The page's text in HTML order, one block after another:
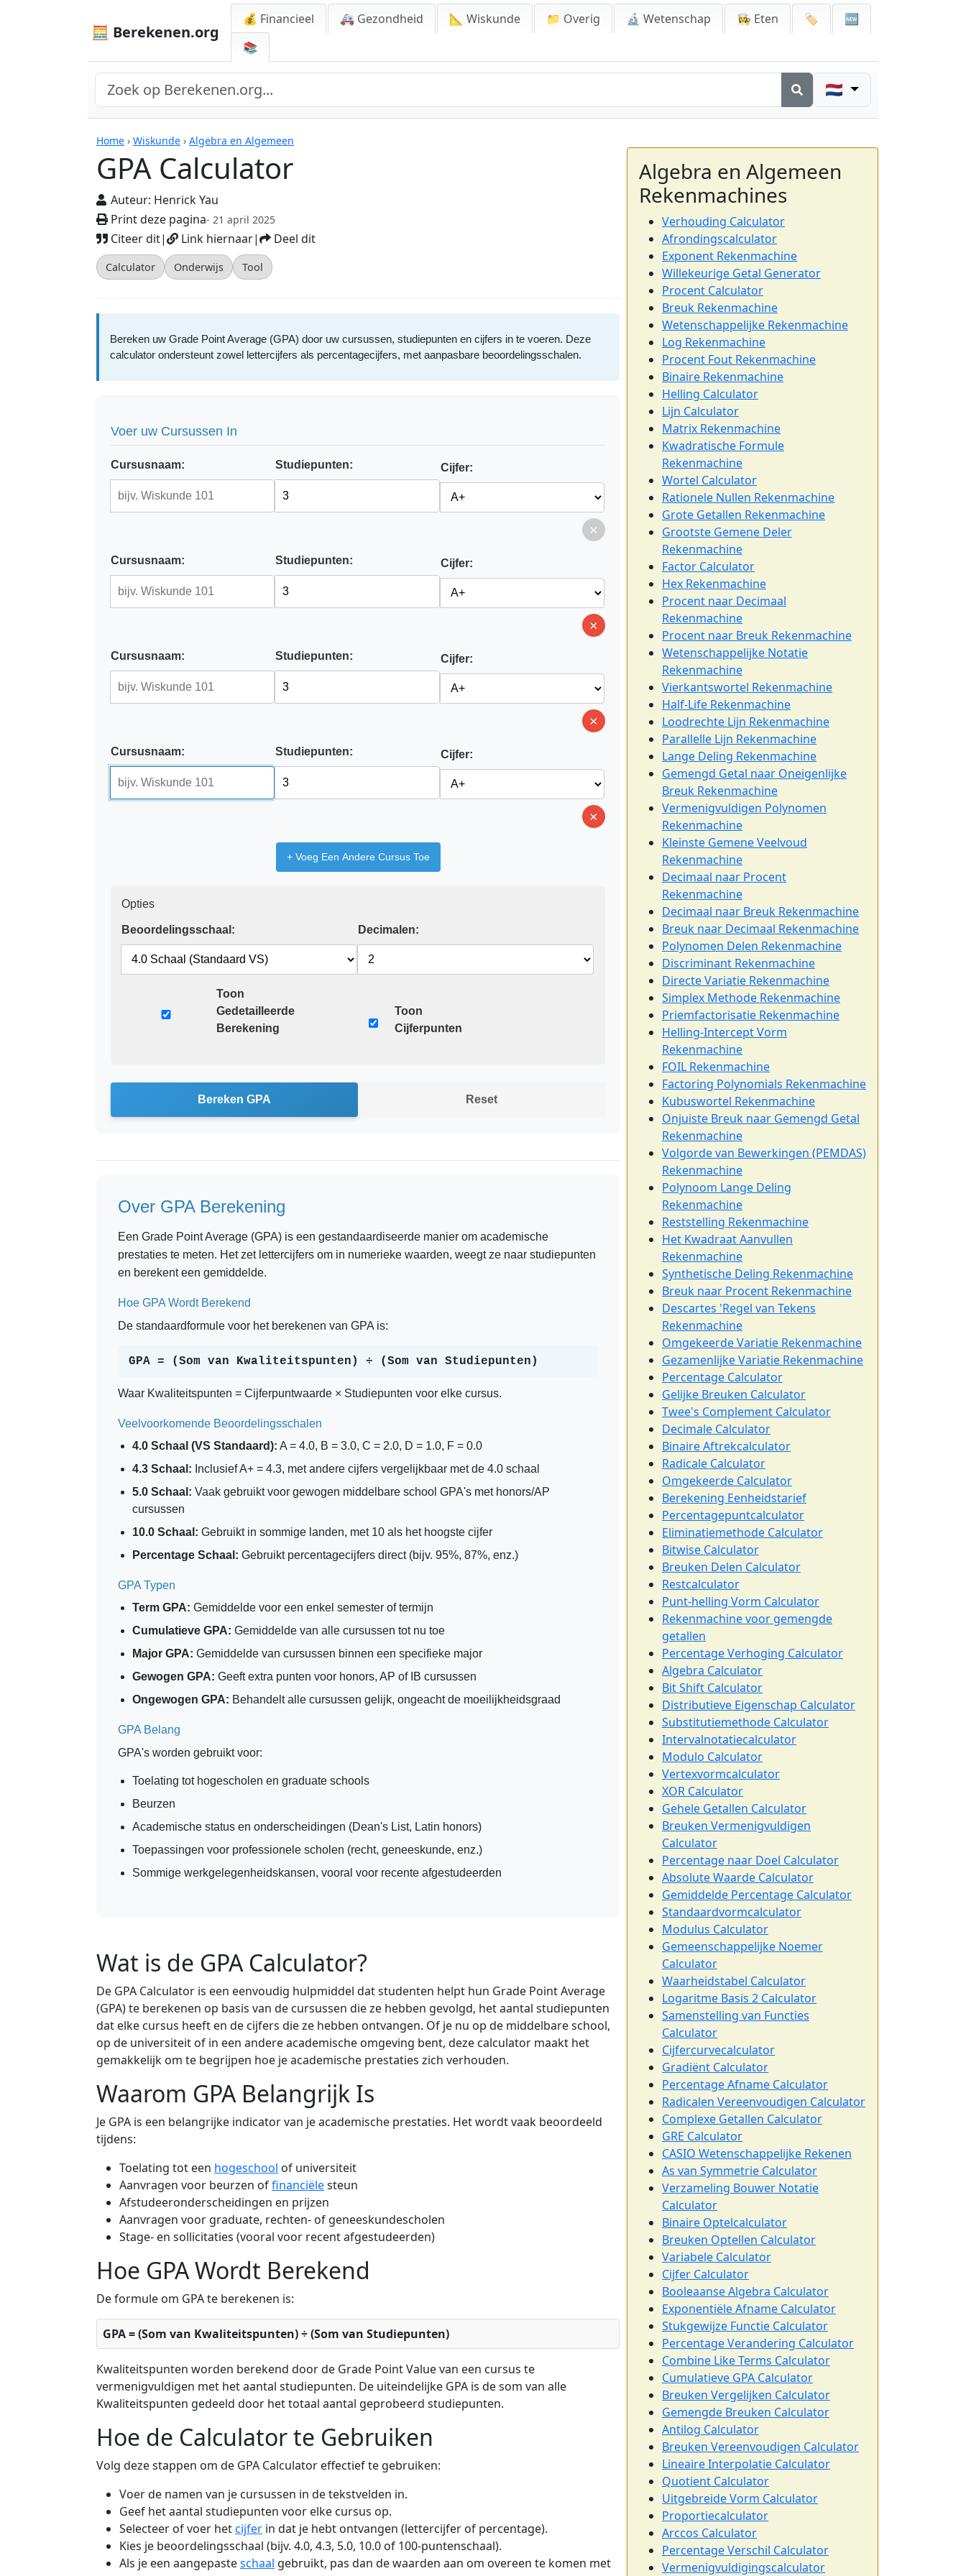
🧮 Berekenen.org
💰 Financieel 🚑 Gezondheid 📐 Wiskunde 📁 Overig 🔬 Wetenschap 👩‍🍳 Eten 🏷️
🆕
📚
🇳🇱
Home › Wiskunde › Algebra en Algemeen
GPA Calculator
Auteur: Henrick Yau
Print deze pagina- 21 april 2025
Citeer dit| Link hiernaar| Deel dit
Calculator Onderwijs Tool
Rekenmachines
Bereken uw Grade Point Average (GPA) door uw cursussen, studiepunten en cijfers in te voeren. Deze
calculator ondersteunt zowel lettercijfers als percentagecijfers, met aanpasbare beoordelingsschalen.
Voer uw Cursussen In
Cursusnaam: Studiepunten: Cijfer:
×
Cursusnaam: Studiepunten: Cijfer:
×
Cursusnaam: Studiepunten: Cijfer:
×
Cursusnaam: Studiepunten: Cijfer:
×
+ Voeg Een Andere Cursus Toe
Opties
Beoordelingsschaal: Decimalen:
Toon
Gedetailleerde
Berekening
Toon
Cijferpunten
Bereken GPA Reset
Over GPA Berekening
Een Grade Point Average (GPA) is een gestandaardiseerde manier om academische
prestaties te meten. Het zet lettercijfers om in numerieke waarden, weegt ze naar studiepunten
en berekent een gemiddelde.
Hoe GPA Wordt Berekend
De standaardformule voor het berekenen van GPA is:
GPA = (Som van Kwaliteitspunten) ÷ (Som van Studiepunten)
Waar Kwaliteitspunten = Cijferpuntwaarde × Studiepunten voor elke cursus.
Veelvoorkomende Beoordelingsschalen
4.0 Schaal (VS Standaard): A = 4.0, B = 3.0, C = 2.0, D = 1.0, F = 0.0
4.3 Schaal: Inclusief A+ = 4.3, met andere cijfers vergelijkbaar met de 4.0 schaal
5.0 Schaal: Vaak gebruikt voor gewogen middelbare school GPA's met honors/AP
cursussen
10.0 Schaal: Gebruikt in sommige landen, met 10 als het hoogste cijfer
Percentage Schaal: Gebruikt percentagecijfers direct (bijv. 95%, 87%, enz.)
GPA Typen
Term GPA: Gemiddelde voor een enkel semester of termijn
Cumulatieve GPA: Gemiddelde van alle cursussen tot nu toe
Major GPA: Gemiddelde van cursussen binnen een specifieke major
Gewogen GPA: Geeft extra punten voor honors, AP of IB cursussen
Ongewogen GPA: Behandelt alle cursussen gelijk, ongeacht de moeilijkheidsgraad
GPA Belang
GPA's worden gebruikt voor:
Toelating tot hogescholen en graduate schools
Beurzen
Academische status en onderscheidingen (Dean's List, Latin honors)
Toepassingen voor professionele scholen (recht, geneeskunde, enz.)
Sommige werkgelegenheidskansen, vooral voor recente afgestudeerden
Wat is de GPA Calculator?
De GPA Calculator is een eenvoudig hulpmiddel dat studenten helpt hun Grade Point Average
(GPA) te berekenen op basis van de cursussen die ze hebben gevolgd, het aantal studiepunten
dat elke cursus heeft en de cijfers die ze hebben ontvangen. Of je nu op de middelbare school,
op de universiteit of in een andere academische omgeving bent, deze calculator maakt het
gemakkelijk om te begrijpen hoe je academische prestaties zich verhouden.
Waarom GPA Belangrijk Is
Je GPA is een belangrijke indicator van je academische prestaties. Het wordt vaak beoordeeld
tijdens:
Toelating tot een hogeschool of universiteit
Aanvragen voor beurzen offinanciëlesteun
Afstudeeronderscheidingen en prijzen
Aanvragen voor graduate, rechten- of geneeskundescholen
Stage- en sollicitaties (vooral voor recent afgestudeerden)
Hoe GPA Wordt Berekend
De formule om GPA te berekenen is:
GPA = (Som van Kwaliteitspunten) ÷ (Som van Studiepunten)
Kwaliteitspunten worden berekend door de Grade Point Value van een cursus te
vermenigvuldigen met het aantal studiepunten. De uiteindelijke GPA is de som van alle
Kwaliteitspunten gedeeld door het totaal aantal geprobeerd studiepunten.
Hoe de Calculator te Gebruiken
Volg deze stappen om de GPA Calculator effectief te gebruiken:
Voer de namen van je cursussen in de tekstvelden in.
Geef het aantal studiepunten voor elke cursus op.
Selecteer of voer hetcijfer in dat je hebt ontvangen (lettercijfer of percentage).
Kies je beoordelingsschaal (bijv. 4.0, 4.3, 5.0, 10.0 of 100-puntenschaal).
Als je een aangepasteschaal gebruikt, pas dan de waarden aan om overeen te komen met
Algebra en Algemeen
Rekenmachines
Verhouding Calculator
Afrondingscalculator
Exponent Rekenmachine
Willekeurige Getal Generator
Procent Calculator
Breuk Rekenmachine
Wetenschappelijke Rekenmachine
Log Rekenmachine
Procent Fout Rekenmachine
Binaire Rekenmachine
Helling Calculator
Lijn Calculator
Matrix Rekenmachine
Kwadratische Formule
Rekenmachine
Wortel Calculator
Rationele Nullen Rekenmachine
Grote Getallen Rekenmachine
Grootste Gemene Deler
Rekenmachine
Factor Calculator
Hex Rekenmachine
Procent naar Decimaal
Rekenmachine
Procent naar Breuk Rekenmachine
Wetenschappelijke Notatie
Rekenmachine
Vierkantswortel Rekenmachine
Half-Life Rekenmachine
Loodrechte Lijn Rekenmachine
Parallelle Lijn Rekenmachine
Lange Deling Rekenmachine
Gemengd Getal naar Oneigenlijke
Breuk Rekenmachine
Vermenigvuldigen Polynomen
Rekenmachine
Kleinste Gemene Veelvoud
Rekenmachine
Decimaal naar Procent
Rekenmachine
Decimaal naar Breuk Rekenmachine
Breuk naar Decimaal Rekenmachine
Polynomen Delen Rekenmachine
Discriminant Rekenmachine
Directe Variatie Rekenmachine
Simplex Methode Rekenmachine
Priemfactorisatie Rekenmachine
Helling-Intercept Vorm
Rekenmachine
FOIL Rekenmachine
Factoring Polynomials Rekenmachine
Kubuswortel Rekenmachine
Onjuiste Breuk naar Gemengd Getal
Rekenmachine
Volgorde van Bewerkingen (PEMDAS)
Rekenmachine
Polynoom Lange Deling
Rekenmachine
Reststelling Rekenmachine
Het Kwadraat Aanvullen
Rekenmachine
Synthetische Deling Rekenmachine
Breuk naar Procent Rekenmachine
Descartes 'Regel van Tekens
Rekenmachine
Omgekeerde Variatie Rekenmachine
Gezamenlijke Variatie Rekenmachine
Percentage Calculator
Gelijke Breuken Calculator
Twee's Complement Calculator
Decimale Calculator
Binaire Aftrekcalculator
Radicale Calculator
Omgekeerde Calculator
Berekening Eenheidstarief
Percentagepuntcalculator
Eliminatiemethode Calculator
Bitwise Calculator
Breuken Delen Calculator
Restcalculator
Punt-helling Vorm Calculator
Rekenmachine voor gemengde
getallen
Percentage Verhoging Calculator
Algebra Calculator
Bit Shift Calculator
Distributieve Eigenschap Calculator
Substitutiemethode Calculator
Intervalnotatiecalculator
Modulo Calculator
Vertexvormcalculator
XOR Calculator
Gehele Getallen Calculator
Breuken Vermenigvuldigen
Calculator
Percentage naar Doel Calculator
Absolute Waarde Calculator
Gemiddelde Percentage Calculator
Standaardvormcalculator
Modulus Calculator
Gemeenschappelijke Noemer
Calculator
Waarheidstabel Calculator
Logaritme Basis 2 Calculator
Samenstelling van Functies
Calculator
Cijfercurvecalculator
Gradiënt Calculator
Percentage Afname Calculator
Radicalen Vereenvoudigen Calculator
Complexe Getallen Calculator
GRE Calculator
CASIO Wetenschappelijke Rekenen
As van Symmetrie Calculator
Verzameling Bouwer Notatie
Calculator
Binaire Optelcalculator
Breuken Optellen Calculator
Variabele Calculator
Cijfer Calculator
Booleaanse Algebra Calculator
Exponentiële Afname Calculator
Stukgewijze Functie Calculator
Percentage Verandering Calculator
Combine Like Terms Calculator
Cumulatieve GPA Calculator
Breuken Vergelijken Calculator
Gemengde Breuken Calculator
Antilog Calculator
Breuken Vereenvoudigen Calculator
Lineaire Interpolatie Calculator
Quotient Calculator
Uitgebreide Vorm Calculator
Proportiecalculator
Arccos Calculator
Percentage Verschil Calculator
Vermenigvuldigingscalculator